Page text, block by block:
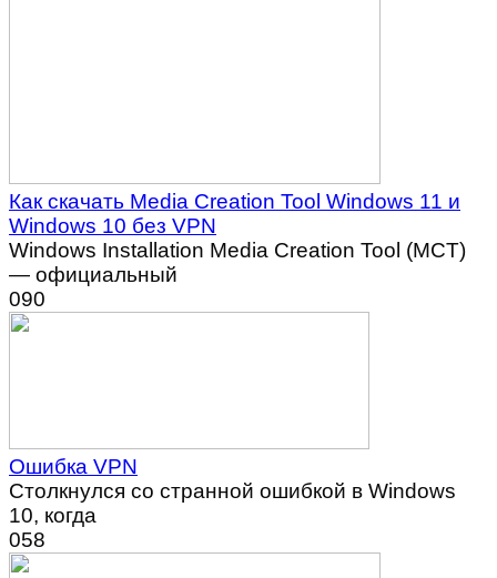
Как скачать Media Creation Tool Windows 11 и
Windows 10 без VPN
Windows Installation Media Creation Tool (MCT)
— официальный
090
Ошибка VPN
Столкнулся со странной ошибкой в Windows
10, когда
058